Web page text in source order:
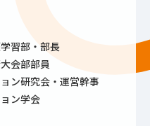
習部・部長
会部部員
ン研究会・運営幹事
ン学会